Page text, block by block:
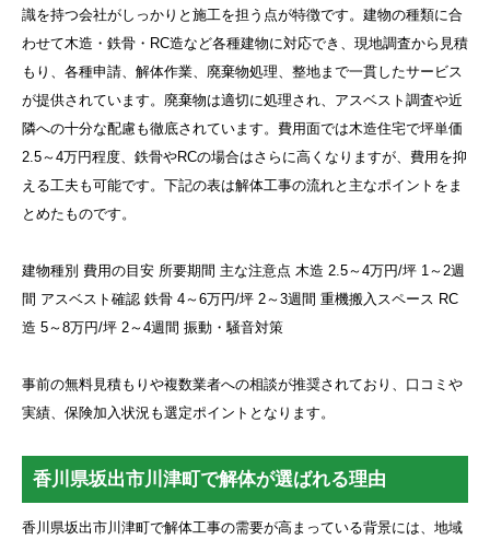
識を持つ会社がしっかりと施工を担う点が特徴です。建物の種類に合
わせて木造・鉄骨・RC造など各種建物に対応でき、現地調査から見積
もり、各種申請、解体作業、廃棄物処理、整地まで一貫したサービス
が提供されています。廃棄物は適切に処理され、アスベスト調査や近
隣への十分な配慮も徹底されています。費用面では木造住宅で坪単価
2.5～4万円程度、鉄骨やRCの場合はさらに高くなりますが、費用を抑
える工夫も可能です。下記の表は解体工事の流れと主なポイントをま
とめたものです。
建物種別 費用の目安 所要期間 主な注意点 木造 2.5～4万円/坪 1～2週
間 アスベスト確認 鉄骨 4～6万円/坪 2～3週間 重機搬入スペース RC
造 5～8万円/坪 2～4週間 振動・騒音対策
事前の無料見積もりや複数業者への相談が推奨されており、口コミや
実績、保険加入状況も選定ポイントとなります。
香川県坂出市川津町で解体が選ばれる理由
香川県坂出市川津町で解体工事の需要が高まっている背景には、地域